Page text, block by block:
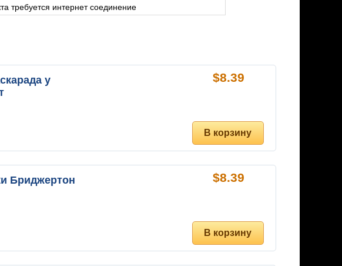
требуется интернет соединение
у
$8.39
Бриджертон
$8.39